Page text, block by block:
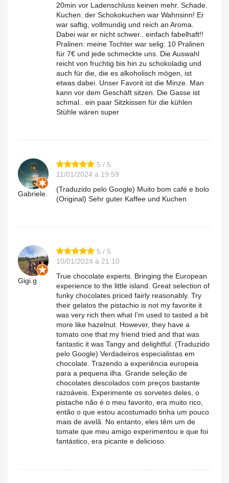
20min vor Ladenschluss keinen mehr. Schade.
Kuchen: der Schokokuchen war Wahnsinn! Er
war saftig, vollmundig und reich an Aroma.
Dabei war er nicht schwer.. einfach fabelhaft!!
Pralinen: meine Tochter war selig: 10 Pralinen
für 7€ und jede schmeckte uns. Die Auswahl
reicht von fruchtig bis hin zu schokoladig und
auch für die, die es alkoholisch mögen, ist
etwas dabei. Unser Favorit ist die Minze. Man
kann vor dem Geschäft sitzen. Die Gasse ist
schmal.. ein paar Sitzkissen für die kühlen
Stühle wären super
Gabriele.
5 / 5
11/01/2024 à 19:59
(Traduzido pelo Google) Muito bom café e bolo
(Original) Sehr guter Kaffee und Kuchen
Gigi.g
5 / 5
10/01/2024 à 21:10
True chocolate experts. Bringing the European
experience to the little island. Great selection of
funky chocolates priced fairly reasonably. Try
their gelatos the pistachio is not my favorite it
was very rich then what I'm used to tasted a bit
more like hazelnut. However, they have a
tomato one that my friend tried and that was
fantastic it was Tangy and delightful. (Traduzido
pelo Google) Verdadeiros especialistas em
chocolate. Trazendo a experiência europeia
para a pequena ilha. Grande seleção de
chocolates descolados com preços bastante
razoáveis. Experimente os sorvetes deles, o
pistache não é o meu favorito, era muito rico,
então o que estou acostumado tinha um pouco
mais de avelã. No entanto, eles têm um de
tomate que meu amigo experimentou e que foi
fantástico, era picante e delicioso.